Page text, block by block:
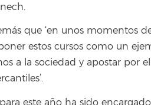
que ‘en unos momentos
estos cursos como un
a la sociedad y apostar por
este año ha sido